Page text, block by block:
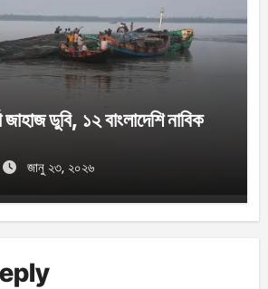
জাহাজ ডুবি, ১২ বাংলাদেশি নাবিক
জানু ২৩, ২০২৬